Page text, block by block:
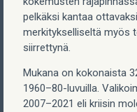
pelkäksi kantaa
merkitykselliseltä myös
siirrettynä.
Mukana on kokonaista
1960–80-luvuilla.
2007–2021 eli kriisin